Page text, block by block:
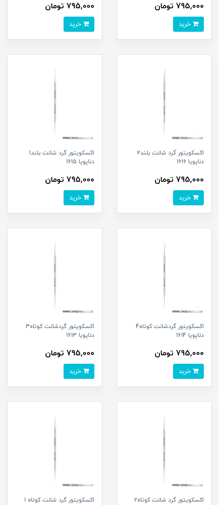
795,000 تومان 795,000 تومان
اکسکویتور گرد شانت بلند2
دناپویا 1616
795,000 تومان
اکسکویتور گرد شانت بلند1
دناپویا 1615
795,000 تومان
اکسکویتور گردشانت کوتاه4
دناپویا 1614
795,000 تومان
اکسکویتور گردشانت کوتاه3
دناپویا 1613
795,000 تومان
اکسکویتور گرد شانت کوتاه2
اکسکویتور گرد شانت کوتاه 1